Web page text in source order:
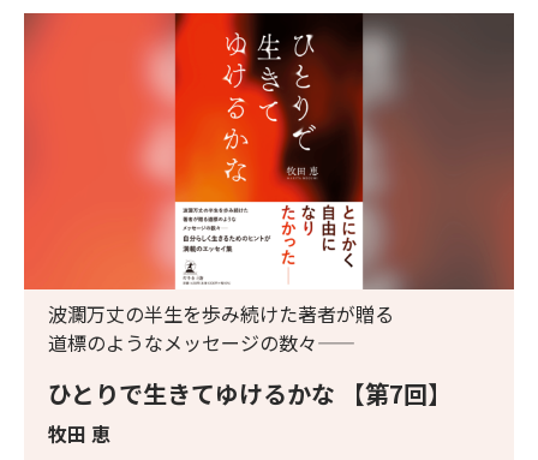
ひとりで生きてゆけるかな 【第7回】
牧田 恵
波瀾万丈の半生を歩み続けた著者が贈る
道標のようなメッセージの数々――